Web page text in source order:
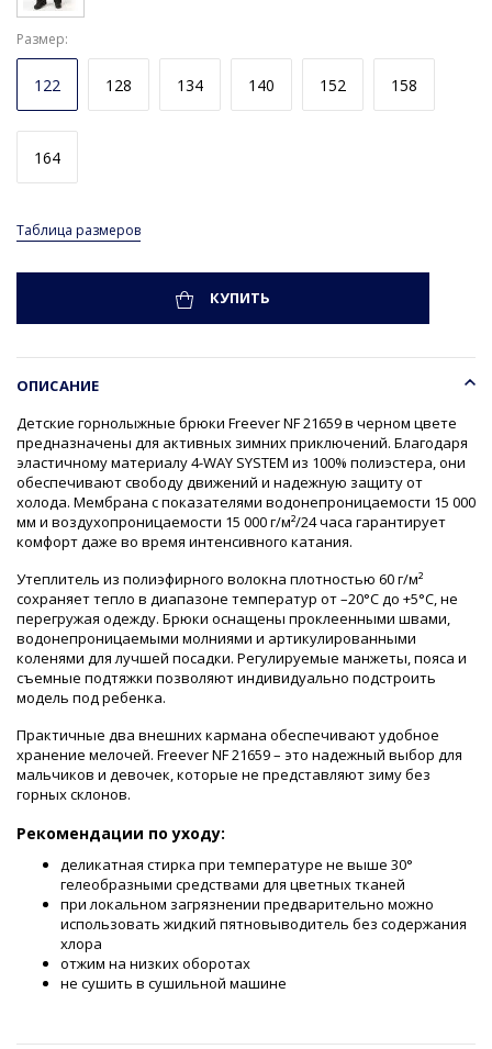
Размер
122 128 134 140 152 158
164
Таблица размеров
КУПИТЬ
ОПИСАНИЕ
Детские горнолыжные брюки Freever NF 21659 в черном цвете
предназначены для активных зимних приключений. Благодаря
эластичному материалу 4-WAY SYSTEM из 100% полиэстера, они
обеспечивают свободу движений и надежную защиту от
холода. Мембрана с показателями водонепроницаемости 15 000
мм и воздухопроницаемости 15 000 г/м²/24 часа гарантирует
комфорт даже во время интенсивного катания.
Утеплитель из полиэфирного волокна плотностью 60 г/м²
сохраняет тепло в диапазоне температур от –20°C до +5°C, не
перегружая одежду. Брюки оснащены проклеенными швами,
водонепроницаемыми молниями и артикулированными
коленями для лучшей посадки. Регулируемые манжеты, пояса и
съемные подтяжки позволяют индивидуально подстроить
модель под ребенка.
Практичные два внешних кармана обеспечивают удобное
хранение мелочей. Freever NF 21659 – это надежный выбор для
мальчиков и девочек, которые не представляют зиму без
горных склонов.
Рекомендации по уходу:
деликатная стирка при температуре не выше 30°
гелеобразными средствами для цветных тканей
при локальном загрязнении предварительно можно
использовать жидкий пятновыводитель без содержания
хлора
отжим на низких оборотах
не сушить в сушильной машине